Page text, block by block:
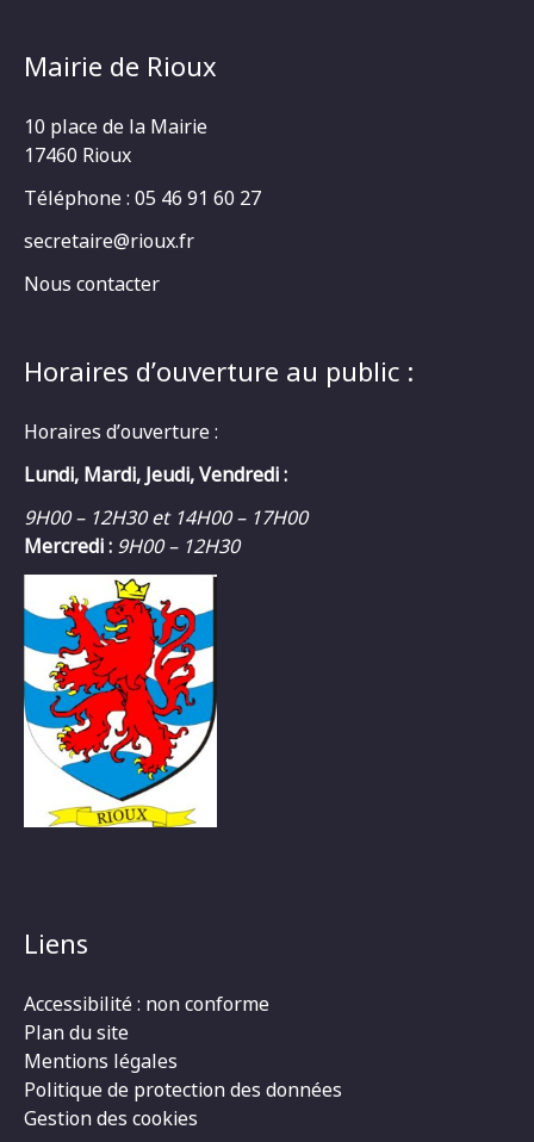
Mairie de Rioux
10 place de la Mairie
17460 Rioux
Téléphone : 05 46 91 60 27
secretaire@rioux.fr
Nous contacter
Horaires d’ouverture au public :
Horaires d’ouverture :
Lundi, Mardi, Jeudi, Vendredi :
9H00 – 12H30 et 14H00 – 17H00
Mercredi : 9H00 – 12H30
Liens
Accessibilité : non conforme
Plan du site
Mentions légales
Politique de protection des données
Gestion des cookies